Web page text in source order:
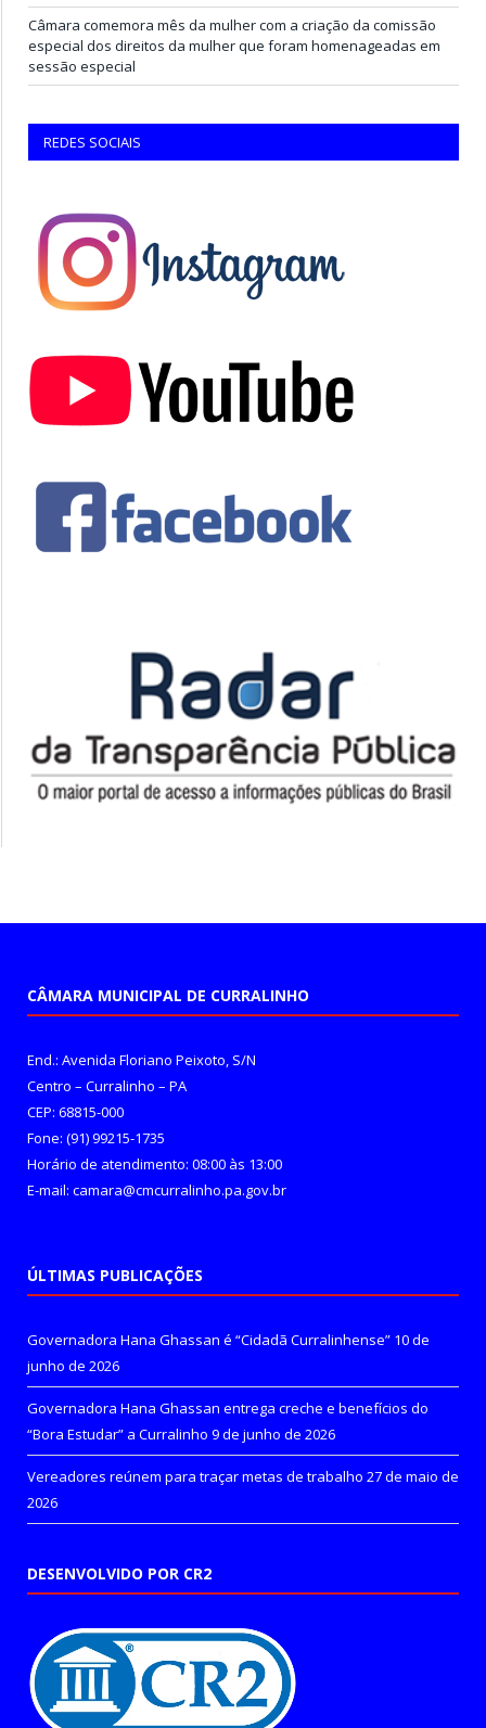
Câmara comemora mês da mulher com a criação da comissão
especial dos direitos da mulher que foram homenageadas em
sessão especial
REDES SOCIAIS
CÂMARA MUNICIPAL DE CURRALINHO
End.: Avenida Floriano Peixoto, S/N
Centro – Curralinho – PA
CEP: 68815-000
Fone: (91) 99215-1735
Horário de atendimento: 08:00 às 13:00
E-mail: camara@cmcurralinho.pa.gov.br
ÚLTIMAS PUBLICAÇÕES
Governadora Hana Ghassan é “Cidadã Curralinhense” 10 de
junho de 2026
Governadora Hana Ghassan entrega creche e benefícios do
“Bora Estudar” a Curralinho 9 de junho de 2026
Vereadores reúnem para traçar metas de trabalho 27 de maio de
2026
DESENVOLVIDO POR CR2